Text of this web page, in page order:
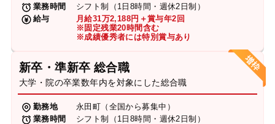
業務時間
シフト制（1日8時間・週休2日制）
給与
月給31万2,188円＋賞与年2回
※固定残業20時間含む
※成績優秀者には特別賞与あり
新卒・準新卒 総合職
大学・院の卒業数年内を対象にした総合職
勤務地
永田町（全国から募集中）
業務時間
シフト制（1日8時間・週休2日制）